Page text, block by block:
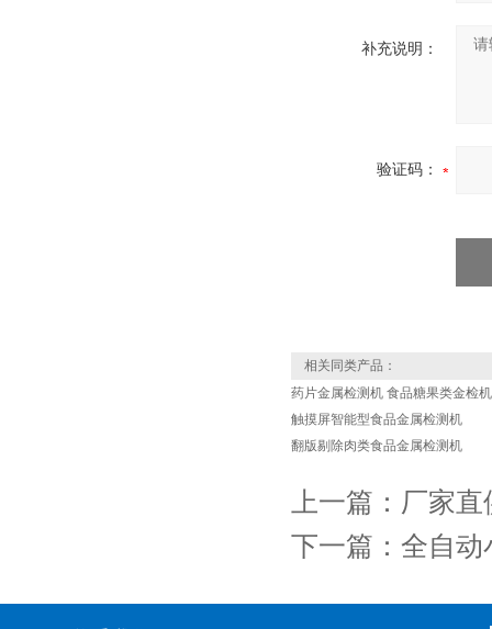
补充说明：
验证码：
相关同类产品：
药片金属检测机 食品糖果类金检机
触摸屏智能型食品金属检测机
翻版剔除肉类食品金属检测机
上一篇： 厂家直
下一篇： 全自动